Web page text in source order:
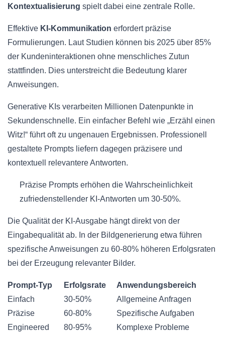
Kontextualisierung spielt dabei eine zentrale Rolle.
Effektive KI-Kommunikation erfordert präzise
Formulierungen. Laut Studien können bis 2025 über 85%
der Kundeninteraktionen ohne menschliches Zutun
stattfinden. Dies unterstreicht die Bedeutung klarer
Anweisungen.
Generative KIs verarbeiten Millionen Datenpunkte in
Sekundenschnelle. Ein einfacher Befehl wie „Erzähl einen
Witz!“ führt oft zu ungenauen Ergebnissen. Professionell
gestaltete Prompts liefern dagegen präzisere und
kontextuell relevantere Antworten.
Präzise Prompts erhöhen die Wahrscheinlichkeit
zufriedenstellender KI-Antworten um 30-50%.
Die Qualität der KI-Ausgabe hängt direkt von der
Eingabequalität ab. In der Bildgenerierung etwa führen
spezifische Anweisungen zu 60-80% höheren Erfolgsraten
bei der Erzeugung relevanter Bilder.
Prompt-Typ Erfolgsrate
Anwendungsbereich
Einfach
30-50%
Allgemeine Anfragen
Präzise
60-80%
Spezifische Aufgaben
Engineered
80-95% Komplexe Probleme